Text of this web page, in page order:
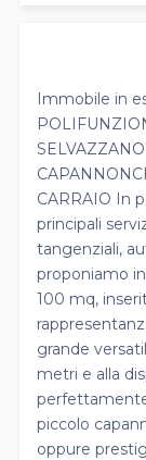
Immobile in
CARRAIO In
principali
tangenziali,
proponiamo
100 mq,
grande
metri e alla
piccolo
oppure